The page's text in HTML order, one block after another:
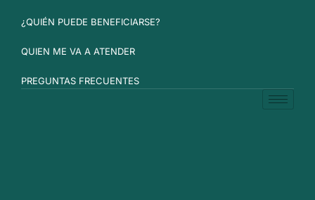
¿QUIÉN PUEDE BENEFICIARSE?
QUIEN ME VA A ATENDER
PREGUNTAS FRECUENTES